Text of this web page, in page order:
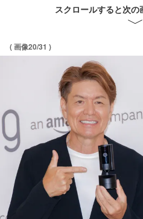
スクロールすると次
( 画像20/31 )